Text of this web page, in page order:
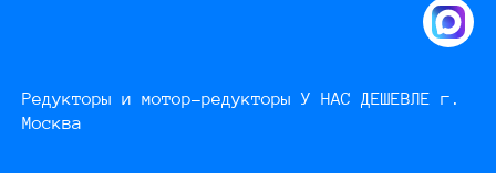
Редукторы и мотор-редукторы У НАС ДЕШЕВЛЕ г.
Москва